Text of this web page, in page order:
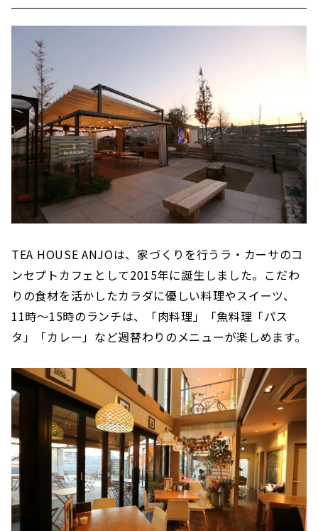
TEA HOUSE ANJOは、家づくりを行うラ・カーサのコ
ンセプトカフェとして2015年に誕生しました。こだわ
りの食材を活かしたカラダに優しい料理やスイーツ、
11時〜15時のランチは、「肉料理」「魚料理「パス
タ」「カレー」など週替わりのメニューが楽しめます。